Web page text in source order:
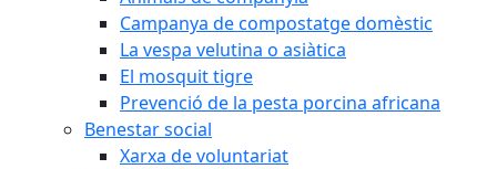
Campanya de compostatge domèstic
La vespa velutina o asiàtica
El mosquit tigre
Prevenció de la pesta porcina africana
Benestar social
Xarxa de voluntariat